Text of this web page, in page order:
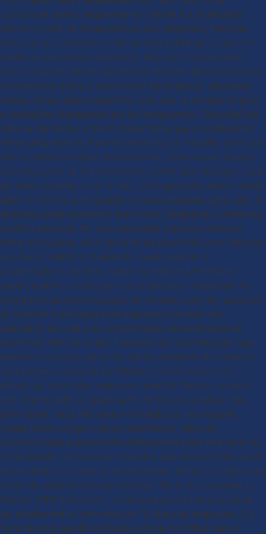
corroborar para o esgotamento mental é a ansiedade
devido a falta de transparência nas empresas, fazendo
com que o colaborador não se sinta parte do local, com
medo de mudanças repentinas. Por isso, é importante
criar um portal de transparência, reuniões periódicas com
informações sobre o andamento da empresa, alinhando
metas, conquistas e desafios, com isso, é evitado boatos
e sensações desagradáveis de insegurança. Disponibilize
sala de distração: é muito importante que o colaborador
tenha pequenos momentos de pausa no trabalho para que
não se sobrecarregue. Desta forma, oferecer um espaço
aconchegante se faz necessário, como sala de jogos, sala
do café, cozinha, e por aí vai… a imaginação pode ir muito
além. Promova a integração entre as equipes: para isso, a
empresa pode promover encontros, integrando diferentes
perfis e pessoas, ter comunicações claras e objetivas
entre as equipes, além de estar de prontidão para resolver
possíveis conflitos. Cuidar da saúde mental do
colaborador é também cuidar da empresa Entender,
apoiar e definir ações para o colaborador impactam na
rotina profissional e pessoal do mesmo, mas não para por
aí. Quando a empresa está disposta a investir em
qualidade de vida e se compromete verdadeiramente,
existe um retorno direto. Levando em consideração que
passamos a maior parte do dia no ambiente de trabalho,
seja online, presencial ou híbrido, é necessário estar
atento ao bem estar corporal e mental. Quando se está
sobrecarregado, a capacidade de focar e produzir são
diminuídas, caso não haja motivação ou valorização.
Desse ponto surge o baixo rendimento, falta de
produtividade e encaminha diretamente para alta taxa de
rotatividade. Outro ponto crucial e que sua empresa deve
estar atenta, é a taxa de absenteísmo. Atrasos e faltas são
sinais de altos índices de estresse. No Brasil, segundo a
Revista CIPA & Incêndio, o estresse já é a terceira causa
de afastamentos com mais de 15 dias nas empresas. E a
falta de uma gestão alinhada e forte contribui para o